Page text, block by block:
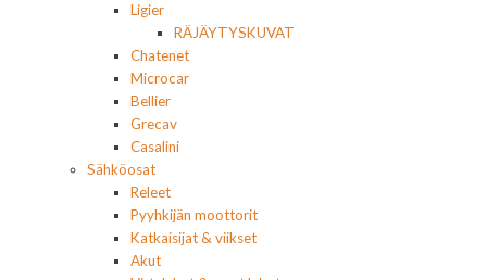
Ligier
RÄJÄYTYSKUVAT
Chatenet
Microcar
Bellier
Grecav
Casalini
Sähköosat
Releet
Pyyhkijän moottorit
Katkaisijat & viikset
Akut